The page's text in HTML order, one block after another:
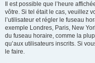
Il est possible que l’heure
vôtre. Si tel était le cas, veuillez
l’utilisateur et régler le fuseau
exemple Londres, Paris, New
du fuseau horaire, comme la
qu’aux utilisateurs inscrits. Si
le faire.